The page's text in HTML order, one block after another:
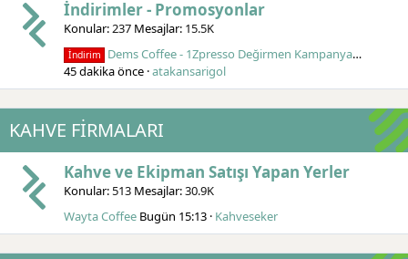
İndirimler - Promosyonlar
Konular 237 Mesajlar 15.5K
İndirim
Dems Coffee - 1Zpresso Değirmen Kampanyası - 2026
45 dakika önce atakansarigol
KAHVE FİRMALARI
Kahve ve Ekipman Satışı Yapan Yerler
Konular 513 Mesajlar 30.9K
Wayta Coffee Bugün 15:13 Kahveseker